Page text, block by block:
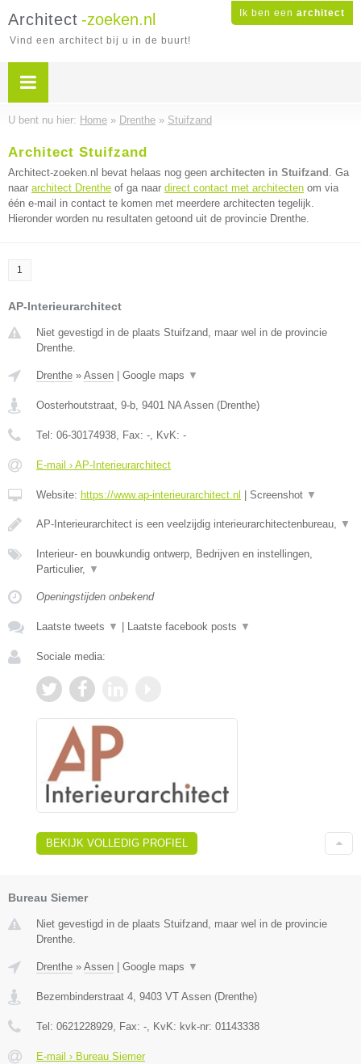
Ik ben een architect
Architect -zoeken.nl
Vind een architect bij u in de buurt!
U bent nu hier: Home » Drenthe » Stuifzand
Architect Stuifzand
Architect-zoeken.nl bevat helaas nog geen architecten in Stuifzand . Ga
naar architect Drenthe of ga naar direct contact met architecten om via
één e-mail in contact te komen met meerdere architecten tegelijk.
Hieronder worden nu resultaten getoond uit de provincie Drenthe.
1
AP-Interieurarchitect
Niet gevestigd in de plaats Stuifzand, maar wel in de provincie
Drenthe.
Drenthe » Assen Google maps ▼
Oosterhoutstraat, 9-b, 9401 NA Assen (Drenthe)
Tel: 06-30174938, Fax: -, KvK: -
E-mail › AP-Interieurarchitect
Website: https://www.ap-interieurarchitect.nl Screenshot ▼
AP-Interieurarchitect is een veelzijdig interieurarchitectenbureau, ▼
Interieur- en bouwkundig ontwerp, Bedrijven en instellingen,
Particulier, ▼
Openingstijden onbekend
Laatste tweets ▼ Laatste facebook posts ▼
Sociale media:
BEKIJK VOLLEDIG PROFIEL
Bureau Siemer
Niet gevestigd in de plaats Stuifzand, maar wel in de provincie
Drenthe.
Drenthe » Assen Google maps ▼
Bezembinderstraat 4, 9403 VT Assen (Drenthe)
Tel: 0621228929, Fax: -, KvK: kvk-nr: 01143338
E-mail › Bureau Siemer